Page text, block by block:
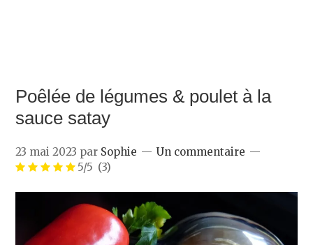
Poêlée de légumes & poulet à la
sauce satay
23 mai 2023 par Sophie
Un commentaire
5/5 (3)